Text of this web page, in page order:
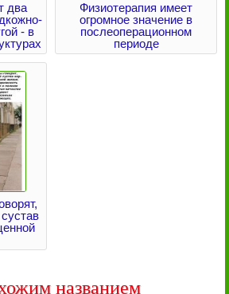
два
- в
Физиотерапия имеет
огромное значение в
послеоперационном
периоде
названием